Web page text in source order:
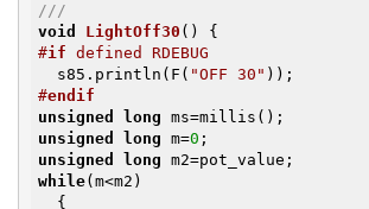
///
void
LightOff30 ()
#if defined RDEBUG
  s85.println(F(
"OFF 30"
#endif
unsigned
long
unsigned
long m=0
unsigned
long
while(m<m2)